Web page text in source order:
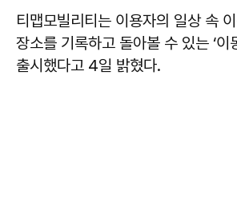
티맵모빌리티는 이용자의 일상 속
장소를 기록하고 돌아볼 수 있는 ‘이
출시했다고 4일 밝혔다.